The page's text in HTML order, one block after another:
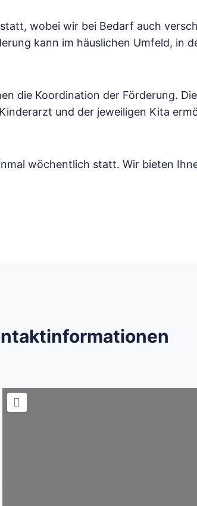
wobei wir bei Bedarf auch
kann im häuslichen Umfeld, in
die Koordination der Förderung.
und der jeweiligen Kita
wöchentlich statt. Wir bieten